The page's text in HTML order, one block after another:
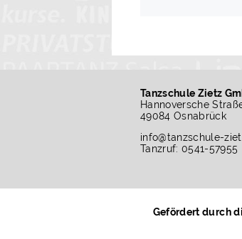
Tanzschule Zietz
Hannoversche
49084 Osnabrück
info@tanzschule-
Tanzruf: 0541-57955
Gefördert durch